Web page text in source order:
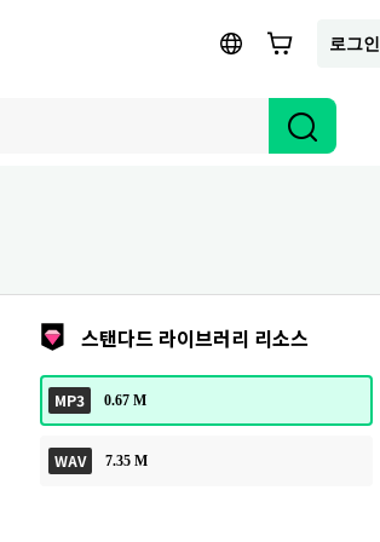
로그인
스탠다드 라이브러리 리소스
MP3 0.67 M
WAV 7.35 M